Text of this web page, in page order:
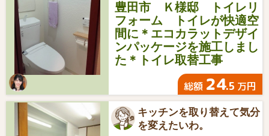
豊田市 Ｋ様邸 トイレリ
フォーム トイレが快適空
間に＊エコカラットデザイ
ンパッケージを施工しまし
た＊トイレ取替工事
総額 24.5 万円
キッチンを取り替えて気分
を変えたいわ。